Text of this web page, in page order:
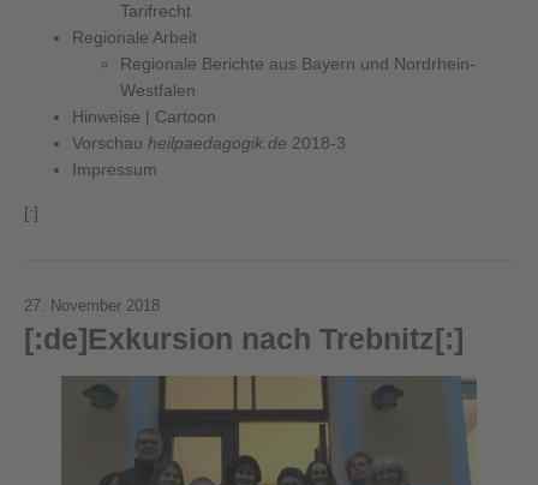
Tarifrecht
Regionale Arbeit
Regionale Berichte aus Bayern und Nordrhein-
Westfalen
Hinweise | Cartoon
Vorschau heilpaedagogik.de 2018-3
Impressum
[:]
27. November 2018
[:de]Exkursion nach Trebnitz[:]